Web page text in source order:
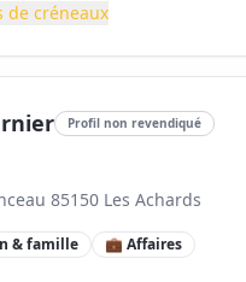
de créneaux
Profil non revendiqué
85150 Les Achards
& famille
💼 Affaires